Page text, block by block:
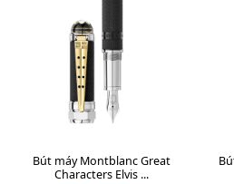
Bút máy Montblanc Great
Characters Elvis ...